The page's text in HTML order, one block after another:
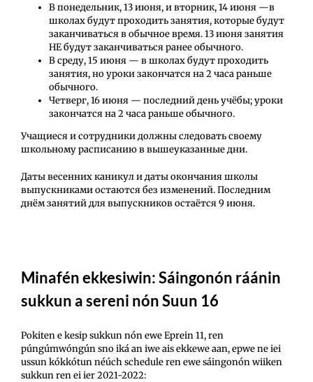
В понедельник, 13 июня, и вторник, 14 июня —в
школах будут проходить занятия, которые будут
заканчиваться в обычное время. 13 июня занятия
НЕ будут заканчиваться ранее обычного.
В среду, 15 июня — в школах будут проходить
занятия, но уроки закончатся на 2 часа раньше
обычного.
Четверг, 16 июня — последний день учёбы; уроки
закончатся на 2 часа раньше обычного.
Учащиеся и сотрудники должны следовать своему
школьному расписанию в вышеуказанные дни.
Даты весенних каникул и даты окончания школы
выпускниками остаются без изменений. Последним
днём занятий для выпускников остаётся 9 июня.
Minafén ekkesiwin: Sáingonón ráánin
sukkun a sereni nón Suun 16
Pokiten e kesip sukkun nón ewe Eprein 11, ren
púngúmwóngún sno iká an iwe ais ekkewe aan, epwe ne iei
ussun kókkótun néúch schedule ren ewe sáingonón wiiken
sukkun ren ei ier 2021-2022: